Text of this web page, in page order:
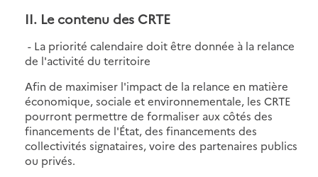
II. Le contenu des CRTE
- La priorité calendaire doit être donnée à la relance
de l'activité du territoire
Afin de maximiser l'impact de la relance en matière
économique, sociale et environnementale, les CRTE
pourront permettre de formaliser aux côtés des
financements de l'État, des financements des
collectivités signataires, voire des partenaires publics
ou privés.